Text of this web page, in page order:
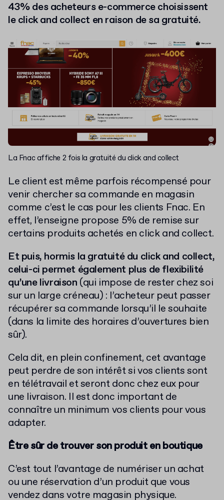
43% des acheteurs e-commerce choisissent
le click and collect en raison de sa gratuité.
La Fnac affiche 2 fois la gratuité du click and collect
Le client est même parfois récompensé pour
venir chercher sa commande en magasin
comme c’est le cas pour les clients Fnac. En
effet, l’enseigne propose 5% de remise sur
certains produits achetés en click and collect.
Et puis, hormis la gratuité du click and collect,
celui-ci permet également plus de flexibilité
qu’une livraison (qui impose de rester chez soi
sur un large créneau) : l’acheteur peut passer
récupérer sa commande lorsqu’il le souhaite
(dans la limite des horaires d’ouvertures bien
sûr).
Cela dit, en plein confinement, cet avantage
peut perdre de son intérêt si vos clients sont
en télétravail et seront donc chez eux pour
une livraison. Il est donc important de
connaître un minimum vos clients pour vous
adapter.
Être sûr de trouver son produit en boutique
C’est tout l’avantage de numériser un achat
ou une réservation d’un produit que vous
vendez dans votre magasin physique.